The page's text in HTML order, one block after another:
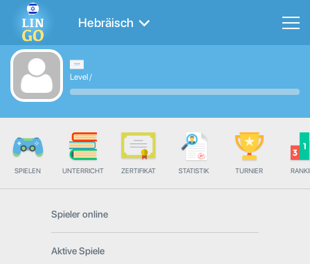
Hebräisch
Level/
SPIELEN UNTERRICHT ZERTIFIKAT STATISTIK TURNIER
Spieler online
Aktive Spiele